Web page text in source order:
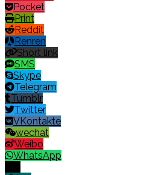
Pocket
Print
Reddit
Renren
Short link
SMS
Skype
Telegram
Tumblr
Twitter
VKontakte
wechat
Weibo
WhatsApp